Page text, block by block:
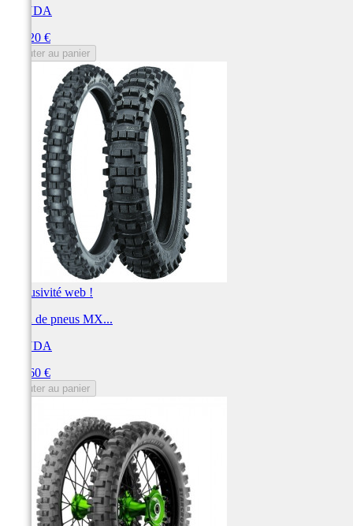
KENDA
166,20 €
Ajouter au panier
Exclusivité web !
Train de pneus MX...
KENDA
162,60 €
Ajouter au panier